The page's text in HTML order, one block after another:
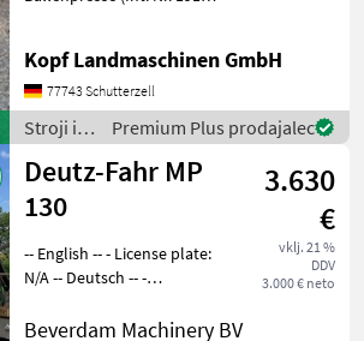
Arbeitsbrei
mechanisch verstellbar
Stufenlose Ballenlänge, 0,
40m bis 1, 30m 15 t/h Lei
Kopf Landmaschinen GmbH
77743 Schutterzell
Stroji in
oprema
za žetev
in
spravilo
/ Deutz
Fahr
Premium Plus prodajalec
Deutz-Fahr MP
130
3.630
€
vklj. 21 %
DDV
3.000 € neto
-- English -- - License plate:
N/A -- Deutsch -- -
Nederlands -- - Kenteken:
Beverdam Machinery BV